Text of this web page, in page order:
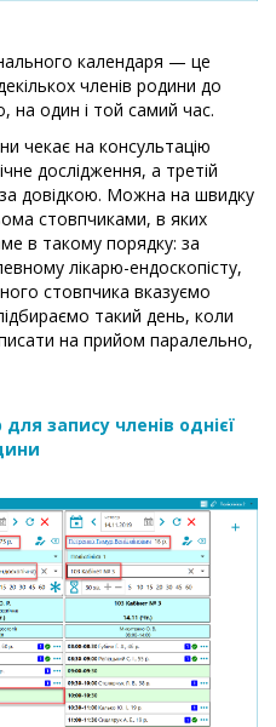
календаря — це
членів родини до
на один і той самий час.
чекає на консультацію
дослідження, а третій
довідкою. Можна на швидку
стовпчиками, в яких
в такому порядку: за
лікарю-ендоскопісту,
стовпчика вказуємо
такий день, коли
на прийом паралельно,
запису членів однієї